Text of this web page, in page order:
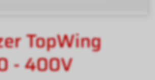
TopWing
- 400V